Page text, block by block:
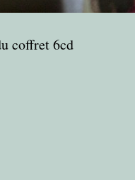
coffret 6cd